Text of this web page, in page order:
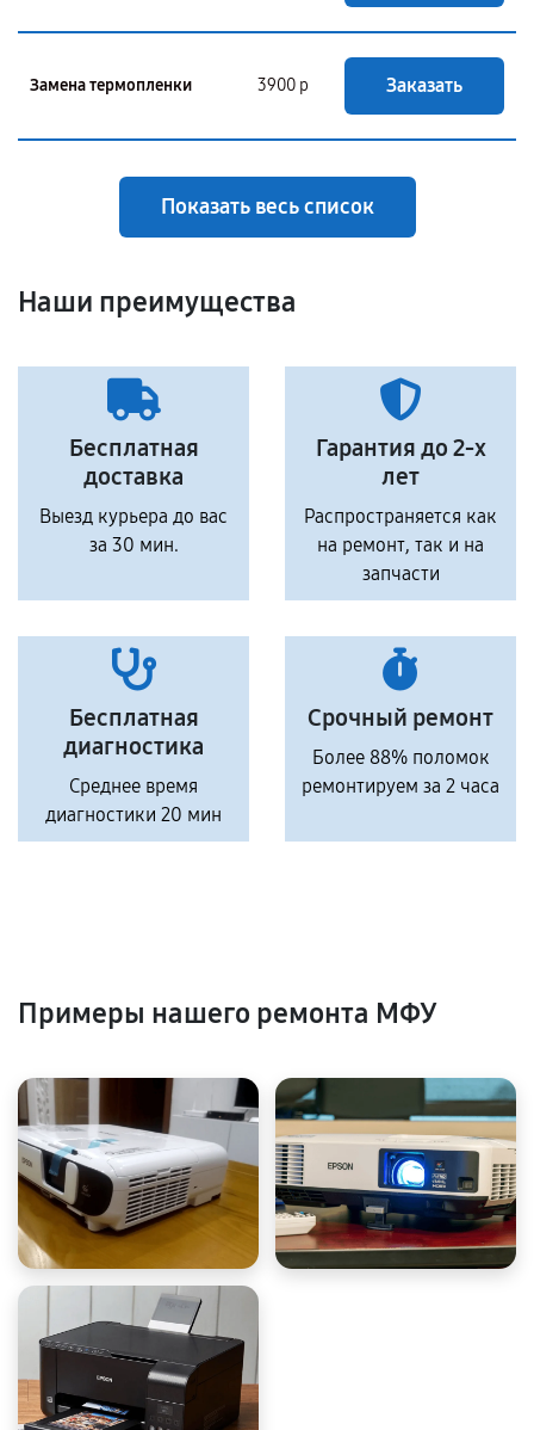
Замена термопленки 3900 р Заказать
Показать весь список
Наши преимущества
Бесплатная
доставка
Выезд курьера до вас
за 30 мин.
Гарантия до 2-х
лет
Распространяется как
на ремонт, так и на
запчасти
Бесплатная
диагностика
Среднее время
диагностики 20 мин
Срочный ремонт
Более 88% поломок
ремонтируем за 2 часа
Примеры нашего ремонта МФУ